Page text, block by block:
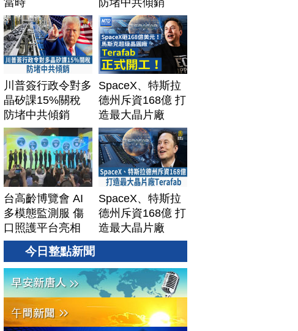
川普簽行政令對多
晶矽課15%關稅
防堵中共傾銷
SpaceX、特斯拉
德州斥資168億 打
造最大晶片廠
Terafab
台高齡博覽會 AI
多模態監測服 傷
口照護平台亮相
SpaceX、特斯拉
德州斥資168億 打
造最大晶片廠
Terafab
今日整點新聞